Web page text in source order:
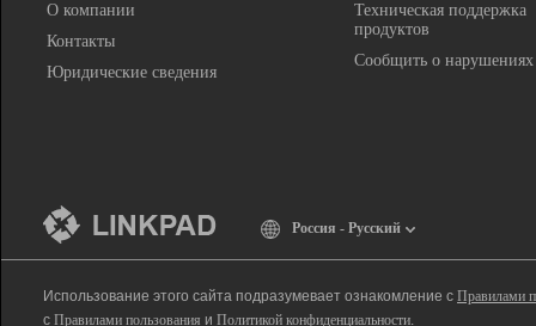
О компании
Контакты
Юридические сведения
Техническая поддержка
продуктов
Сообщить о нарушениях
Россия - Русский
Использование этого сайта подразумевает ознакомление с Правилами
с Правилами пользования и Политикой конфиденциальности.